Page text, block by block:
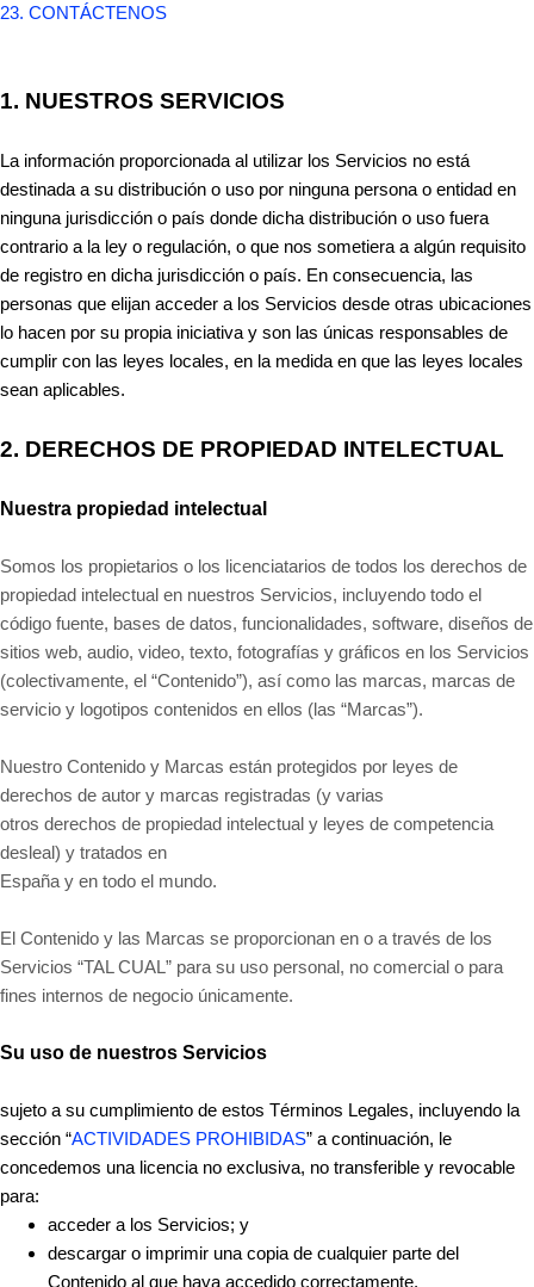
23. CONTÁCTENOS
1. NUESTROS SERVICIOS
La información proporcionada al utilizar los Servicios no está
destinada a su distribución o uso por ninguna persona o entidad en
ninguna jurisdicción o país donde dicha distribución o uso fuera
contrario a la ley o regulación, o que nos sometiera a algún requisito
de registro en dicha jurisdicción o país. En consecuencia, las
personas que elijan acceder a los Servicios desde otras ubicaciones
lo hacen por su propia iniciativa y son las únicas responsables de
cumplir con las leyes locales, en la medida en que las leyes locales
sean aplicables.
2. DERECHOS DE PROPIEDAD INTELECTUAL
Nuestra propiedad intelectual
Somos los propietarios o los licenciatarios de todos los derechos de
propiedad intelectual en nuestros Servicios, incluyendo todo el
código fuente, bases de datos, funcionalidades, software, diseños de
sitios web, audio, video, texto, fotografías y gráficos en los Servicios
(colectivamente, el “Contenido”), así como las marcas, marcas de
servicio y logotipos contenidos en ellos (las “Marcas”).
Nuestro Contenido y Marcas están protegidos por leyes de
derechos de autor y marcas registradas (y varias
otros derechos de propiedad intelectual y leyes de competencia
desleal) y tratados en
España y en todo el mundo.
El Contenido y las Marcas se proporcionan en o a través de los
Servicios “TAL CUAL” para su uso personal, no comercial o para
fines internos de negocio únicamente.
Su uso de nuestros Servicios
sujeto a su cumplimiento de estos Términos Legales, incluyendo la
sección “ACTIVIDADES PROHIBIDAS” a continuación, le
concedemos una licencia no exclusiva, no transferible y revocable
para:
acceder a los Servicios; y
descargar o imprimir una copia de cualquier parte del
Contenido al que haya accedido correctamente.